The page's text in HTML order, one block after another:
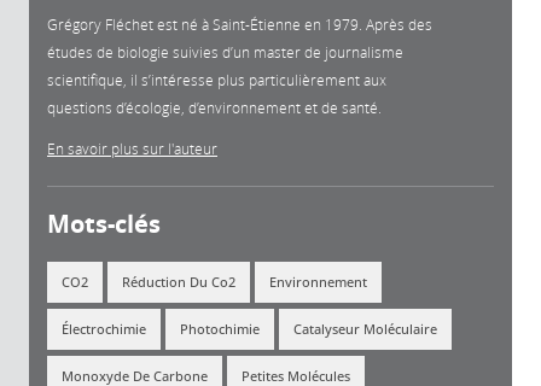
Grégory Fléchet est né à Saint-Étienne en 1979. Après des
études de biologie suivies d’un master de journalisme
scientifique, il s’intéresse plus particulièrement aux
questions d’écologie, d’environnement et de santé.
En savoir plus sur l'auteur
Mots-clés
CO2 Réduction Du Co2 Environnement
Électrochimie Photochimie Catalyseur Moléculaire
Monoxyde De Carbone Petites Molécules